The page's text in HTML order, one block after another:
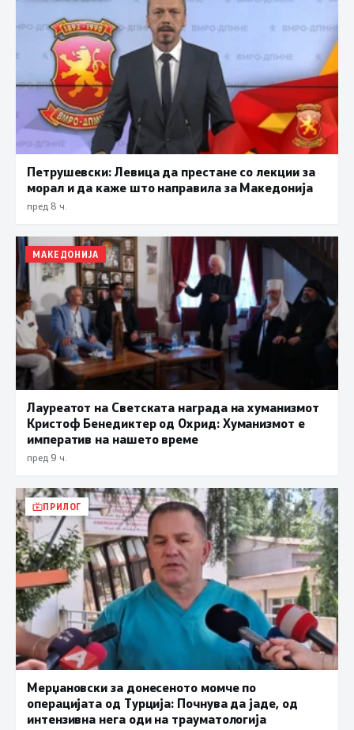
Петрушевски: Левица да престане со лекции за
морал и да каже што направила за Македонија
пред 8 ч.
МАКЕДОНИЈА
Лауреатот на Светската награда на хуманизмот
Кристоф Бенедиктер од Охрид: Хуманизмот е
императив на нашето време
пред 9 ч.
ПРИЛОГ
Мерџановски за донесеното момче по
операцијата од Турција: Почнува да јаде, од
интензивна нега оди на трауматологија